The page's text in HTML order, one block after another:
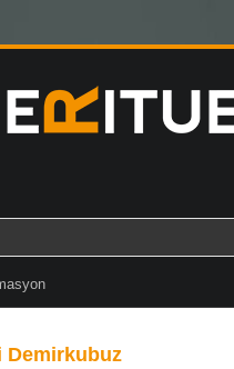
Özel Dosya
Demirkubuz